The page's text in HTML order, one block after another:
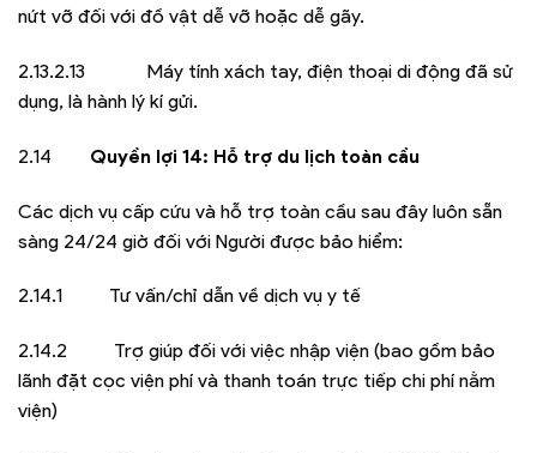
nứt vỡ đối với đồ vật dễ vỡ hoặc dễ gãy.
2.13.2.13 Máy tính xách tay, điện thoại di động đã sử
dụng, là hành lý kí gửi.
2.14 Quyền lợi 14: Hỗ trợ du lịch toàn cầu
Các dịch vụ cấp cứu và hỗ trợ toàn cầu sau đây luôn sẵn
sàng 24/24 giờ đối với Người được bảo hiểm:
2.14.1 Tư vấn/chỉ dẫn về dịch vụ y tế
2.14.2 Trợ giúp đối với việc nhập viện (bao gồm bảo
lãnh đặt cọc viện phí và thanh toán trực tiếp chi phí nằm
viện)